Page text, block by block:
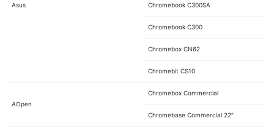
Asus Chromebook C300SA
Chromebook C300
Chromebox CN62
Chromebit CS10
AOpen
Chromebox Commercial
Chromebase Commercial 22″